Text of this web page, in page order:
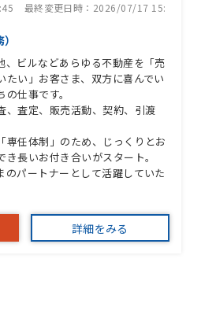
最終変更日時：2026/07/17 15:
、ビルなどあらゆる不動産を「売
たい」お客さま、双方に喜んでい
仕事です。
、査定、販売活動、契約、引渡
専任体制」のため、じっくりとお
長いお付き合いがスタート。
のパートナーとして活躍していた
詳細をみる